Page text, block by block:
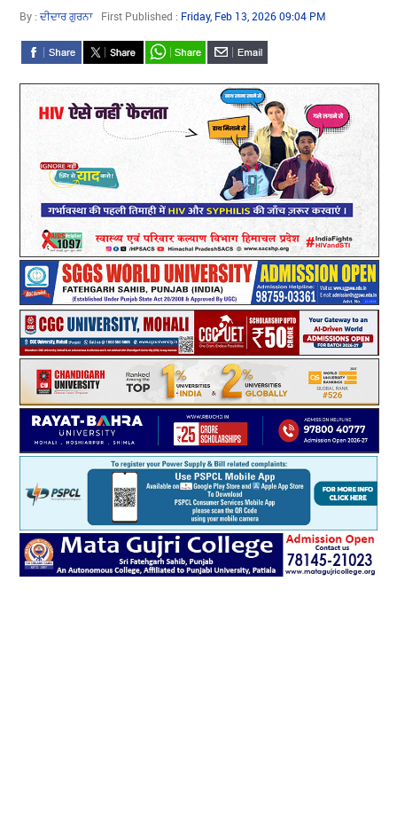
By :ਦੀਦਾਰ ਗੁਰਨਾ First Published : Friday, Feb 13, 2026 09:04 PM